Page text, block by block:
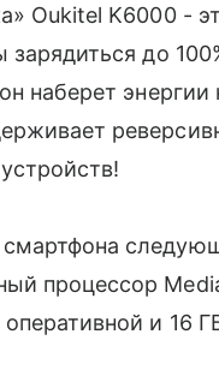
Oukitel K6000 -
зарядиться до
наберет
процессор
оперативной и 16